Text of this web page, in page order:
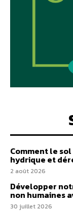
Comment le
hydrique et
2 août 2026
Développer
non humaines
30 juillet 2026